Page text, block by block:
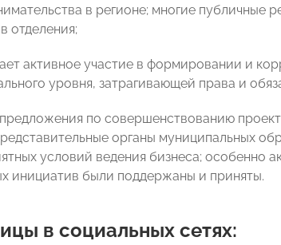
в регионе; многие
отделения;
активное участие в формировании и
уровня, затрагивающей права и
по совершенствованию
органы муниципальных
условий ведения бизнеса; особенно
инициатив были поддержаны и приняты.
в социальных сетях: